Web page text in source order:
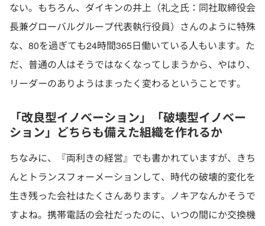
ない。もちろん、ダイキンの井上（礼之氏：同社取締役会
長兼グローバルグループ代表執行役員）さんのように特殊
な、80を過ぎても24時間365日働いている人もいます。た
だ、普通の人はそうではなくなってしまうから、やはり、
リーダーのありようはまったく変わるということです。
「改良型イノベーション」「破壊型イノベー
ション」どちらも備えた組織を作れるか
ちなみに、『両利きの経営』でも書かれていますが、きち
んとトランスフォーメーションして、時代の破壊的変化を
生き残った会社はたくさんあります。ノキアなんかそうで
すよね。携帯電話の会社だったのに、いつの間にか交換機